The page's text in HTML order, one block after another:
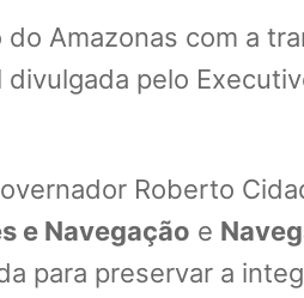
Amazonas com a
pelo
Roberto
e Navegação e
para preservar a